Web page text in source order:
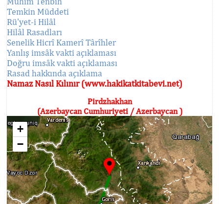
Temkin Müddeti
Rü'yet-i Hilâl
Hilâl Rasadları
Senelik Hicrî Kamerî Târîhler
Yanlış imsâk vakti açıklaması
Doğru imsâk vakti açıklaması
Rasad hakkında açıklama
Namaz Nasıl Kılınır (www.hakikatkitabevi.net)
Pirdzhakhan
(Azerbaycan Cumhuriyeti / Azerbaycan )
+
−